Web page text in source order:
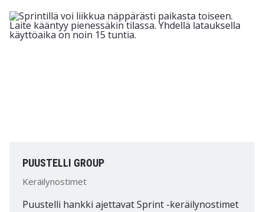
PUUSTELLI GROUP
Keräilynostimet
Puustelli hankki ajettavat Sprint -keräilynostimet